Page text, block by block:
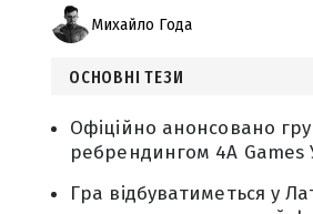
Михайло Года
ОСНОВНІ ТЕЗИ
Офіційно анонсовано гру
ребрендингом 4A Games
Гра відбуватиметься у